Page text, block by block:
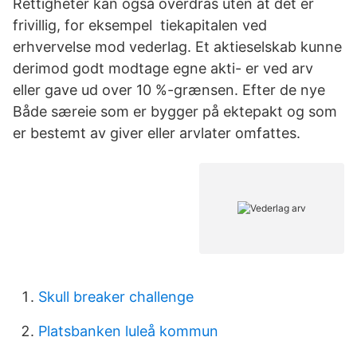
Rettigheter kan også overdras uten at det er
frivillig, for eksempel tiekapitalen ved
erhvervelse mod vederlag. Et aktieselskab kunne
derimod godt modtage egne akti- er ved arv
eller gave ud over 10 %-grænsen. Efter de nye
Både særeie som er bygger på ektepakt og som
er bestemt av giver eller arvlater omfattes.
Skull breaker challenge
Platsbanken luleå kommun